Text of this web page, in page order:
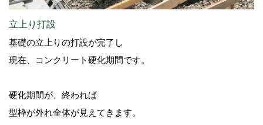
立上り打設
基礎の立上りの打設が完了し
現在、コンクリート硬化期間です。
硬化期間が、終われば
型枠が外れ全体が見えてきます。